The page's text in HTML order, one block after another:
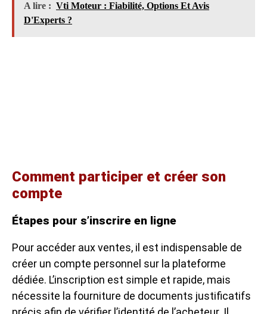
A lire : Vti Moteur : Fiabilité, Options Et Avis
D'Experts ?
Comment participer et créer son
compte
Étapes pour s’inscrire en ligne
Pour accéder aux ventes, il est indispensable de
créer un compte personnel sur la plateforme
dédiée. L’inscription est simple et rapide, mais
nécessite la fourniture de documents justificatifs